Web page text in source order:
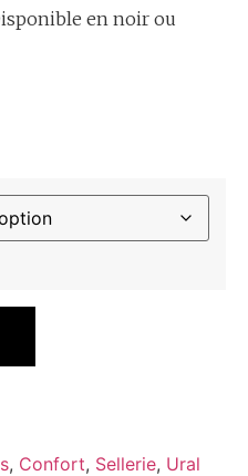
en noir ou
, Confort, Sellerie, Ural